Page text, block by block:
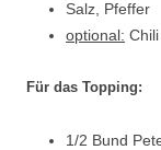
Salz, Pfeffer
optional:
Für das Topping:
1/2 Bund